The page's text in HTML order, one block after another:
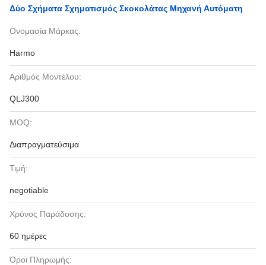
Δύο Σχήματα Σχηματισμός Σκοκολάτας Μηχανή Αυτόματη
Ονομασία Μάρκας:
Harmo
Αριθμός Μοντέλου:
QLJ300
MOQ:
Διαπραγματεύσιμα
Τιμή:
negotiable
Χρόνος Παράδοσης:
60 ημέρες
Όροι Πληρωμής: